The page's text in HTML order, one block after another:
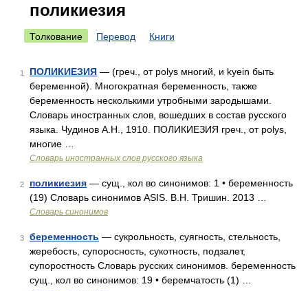
поликиезия
Толкование Перевод Книги
1 ПОЛИКИЕЗИЯ — (греч., от polys многий, и kyein быть
беременной). Многократная беременность, также
беременность несколькими утробными зародышами.
Словарь иностранных слов, вошедших в состав русского
языка. Чудинов А.Н., 1910. ПОЛИКИЕЗИЯ греч., от polys,
многие …
Словарь иностранных слов русского языка
2 поликиезия — сущ., кол во синонимов: 1 • беременность
(19) Словарь синонимов ASIS. В.Н. Тришин. 2013 …
Словарь синонимов
3 беременность — сукрольность, суягность, стельность,
жеребость, супоросность, сукотность, подзалет,
супоростность Словарь русских синонимов. беременность
сущ., кол во синонимов: 19 • беремчатость (1) …